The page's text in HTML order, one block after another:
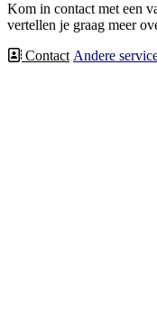
Kom in contact met een
vertellen je graag meer
Contact Andere